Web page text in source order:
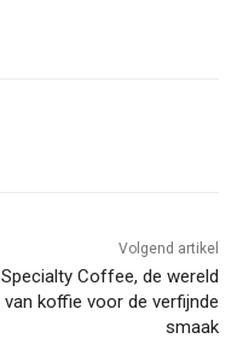
Volgend artikel
Specialty Coffee, de wereld
van koffie voor de verfijnde
smaak